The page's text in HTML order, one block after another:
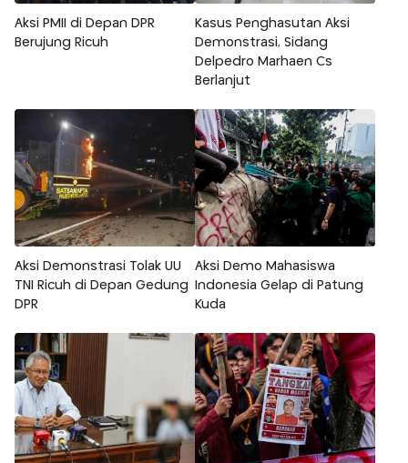
Aksi PMII di Depan DPR
Berujung Ricuh
Kasus Penghasutan Aksi
Demonstrasi, Sidang
Delpedro Marhaen Cs
Berlanjut
Aksi Demonstrasi Tolak UU
TNI Ricuh di Depan Gedung
DPR
Aksi Demo Mahasiswa
Indonesia Gelap di Patung
Kuda